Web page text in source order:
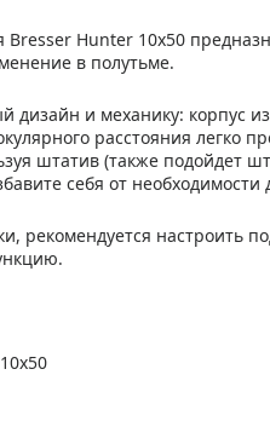
Hunter 10x50
в полутьме.
и механику: корпус
расстояния легко
штатив (также подойдет
себя от
рекомендуется настроить